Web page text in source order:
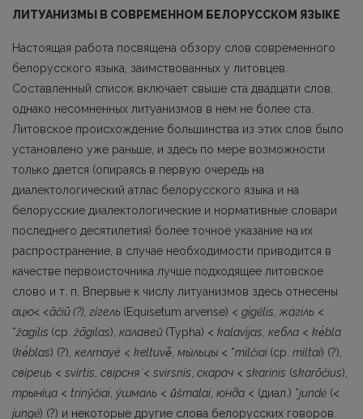
ЛИТУАНИЗМЫ В СОВРЕМЕННОМ БЕЛОРУССКОМ ЯЗЫКЕ
Настоящая работа посвящена обзору слов современного
белорусского языка, заимствованных у литовцев.
Составленный список включает свыше ста двадцати слов,
однако несом­ненных литуанизмов в нем не более ста.
Литовское происхождение большинства из этих слов было
установлено уже раньше, и здесь по мере возможности
только дается (опираясь в первую очередь на
диалектологический атлас белорусского языка и на
белорусские диалектологические и нормативные словари
последнего десятилетия) более точное указание на их
распространение, в случае необходимости приводится в
качестве первоисточника лучше подходящее литовское
слово и т. п. Впервые к числу литуанизмов здесь отнесены
ацю< <ãčiū (?), гігель (Equisetum arvense) < gigẽlis жа́гiль <
*žagilis (ср. žãgilas), калавей (Typha) < kalavìjas кебла < kė́bla
(kė́blas) (?), келтауё < keltuvė̃ мы́льцы < *milčiai (ср. mìltai) (?),
свірець < svìrtis cвipcня́< svirsnìs скара́ч < skarìnis (skarõčius),
трыніца < trinỹčiai у́шмаль < ū́šmalai ю́нда < (диал.) *jundė (<
jungė) (?) и некоторые другие слова белорусских говоров.